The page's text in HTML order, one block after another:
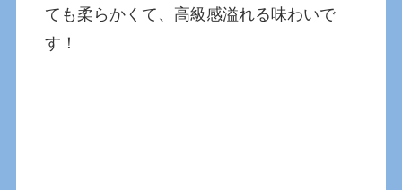
ても柔らかくて、高級感溢れる味わいで
す！